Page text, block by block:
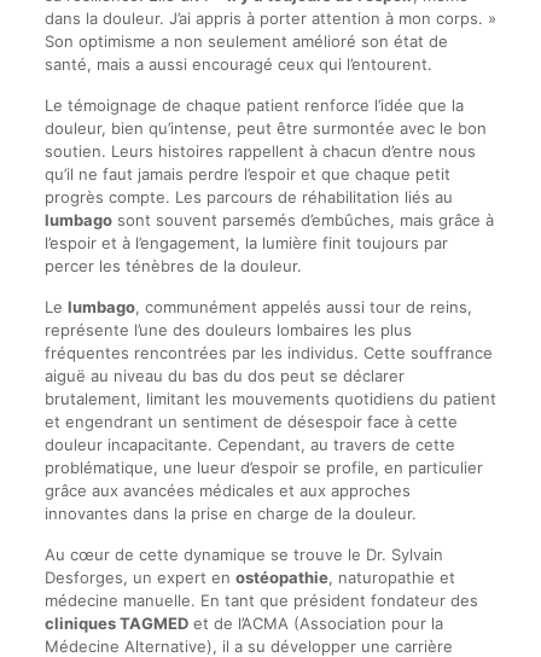
dans la douleur. J’ai appris à porter attention à mon corps. »
Son optimisme a non seulement amélioré son état de
santé, mais a aussi encouragé ceux qui l’entourent.
Le témoignage de chaque patient renforce l’idée que la
douleur, bien qu’intense, peut être surmontée avec le bon
soutien. Leurs histoires rappellent à chacun d’entre nous
qu’il ne faut jamais perdre l’espoir et que chaque petit
progrès compte. Les parcours de réhabilitation liés au
lumbagosont souvent parsemés d’embûches, mais grâce à
l’espoir et à l’engagement, la lumière finit toujours par
percer les ténèbres de la douleur.
Le lumbago, communément appelés aussi tour de reins,
représente l’une des douleurs lombaires les plus
fréquentes rencontrées par les individus. Cette souffrance
aiguë au niveau du bas du dos peut se déclarer
brutalement, limitant les mouvements quotidiens du patient
et engendrant un sentiment de désespoir face à cette
douleur incapacitante. Cependant, au travers de cette
problématique, une lueur d’espoir se profile, en particulier
grâce aux avancées médicales et aux approches
innovantes dans la prise en charge de la douleur.
Au cœur de cette dynamique se trouve le Dr. Sylvain
Desforges, un expert en ostéopathie, naturopathie et
médecine manuelle. En tant que président fondateur des
cliniques TAGMEDet de l’ACMA (Association pour la
Médecine Alternative), il a su développer une carrière